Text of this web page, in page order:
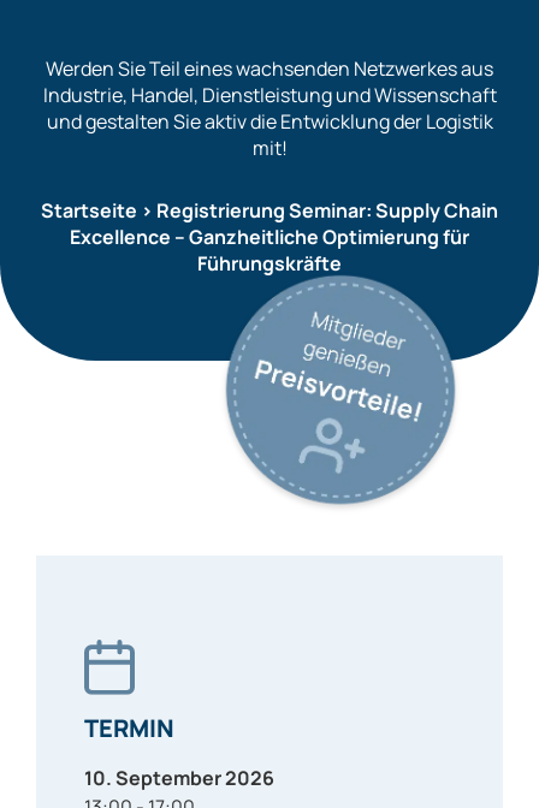
Werden Sie Teil eines wachsenden Netzwerkes aus
Industrie, Handel, Dienstleistung und Wissenschaft
und gestalten Sie aktiv die Entwicklung der Logistik
mit!
Startseite > Registrierung Seminar: Supply Chain
Excellence – Ganzheitliche Optimierung für
Führungskräfte
TERMIN
10. September 2026